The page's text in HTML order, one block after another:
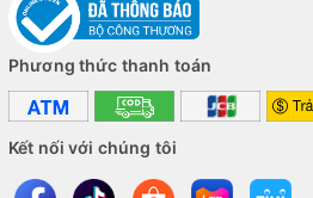
Phương thức thanh toán
Kết nối với chúng tôi